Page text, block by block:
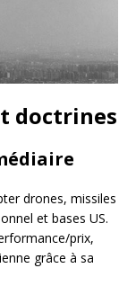
doctrines
drones, missiles
et bases US.
prix,
grâce à sa